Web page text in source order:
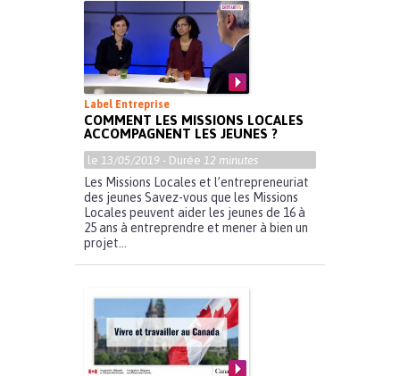
Label Entreprise
COMMENT LES MISSIONS LOCALES
ACCOMPAGNENT LES JEUNES ?
le 13/05/2019 - Durée 12 minutes
Les Missions Locales et l’entrepreneuriat
des jeunes Savez-vous que les Missions
Locales peuvent aider les jeunes de 16 à
25 ans à entreprendre et mener à bien un
projet...